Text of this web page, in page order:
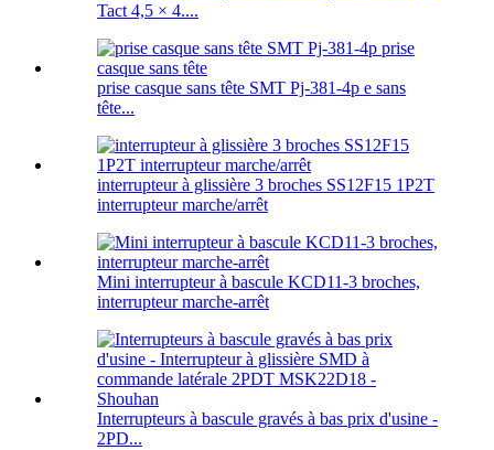
Tact 4,5 × 4....
prise casque sans tête SMT Pj-381-4p e sans
tête...
interrupteur à glissière 3 broches SS12F15 1P2T
interrupteur marche/arrêt
Mini interrupteur à bascule KCD11-3 broches,
interrupteur marche-arrêt
Interrupteurs à bascule gravés à bas prix d'usine -
2PD...